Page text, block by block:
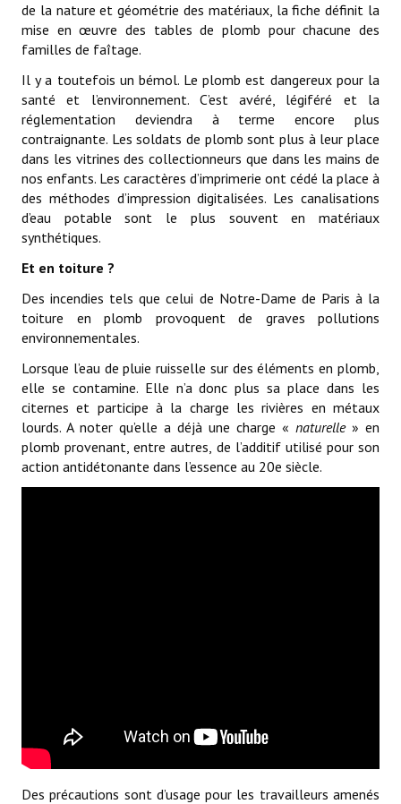
de la nature et géométrie des matériaux, la fiche définit la
mise en œuvre des tables de plomb pour chacune des
familles de faîtage.
Il y a toutefois un bémol. Le plomb est dangereux pour la
santé et l’environnement. C’est avéré, légiféré et la
réglementation deviendra à terme encore plus
contraignante. Les soldats de plomb sont plus à leur place
dans les vitrines des collectionneurs que dans les mains de
nos enfants. Les caractères d’imprimerie ont cédé la place à
des méthodes d’impression digitalisées. Les canalisations
d’eau potable sont le plus souvent en matériaux
synthétiques.
Et en toiture ?
Des incendies tels que celui de Notre-Dame de Paris à la
toiture en plomb provoquent de graves pollutions
environnementales.
Lorsque l’eau de pluie ruisselle sur des éléments en plomb,
elle se contamine. Elle n’a donc plus sa place dans les
citernes et participe à la charge les rivières en métaux
lourds. A noter qu’elle a déjà une charge « naturelle» en
plomb provenant, entre autres, de l’additif utilisé pour son
action antidétonante dans l’essence au 20e siècle.
Des précautions sont d’usage pour les travailleurs amenés